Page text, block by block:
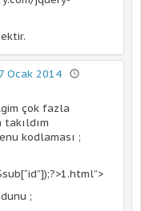
Ocak 2014
çok fazla
takıldım
kodlaması ;
;